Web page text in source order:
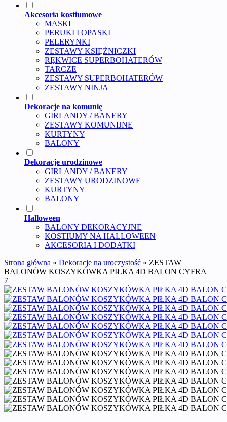
Akcesoria kostiumowe
MASKI
PERUKI I OPASKI
PELERYNKI
ZESTAWY KSIĘŻNICZKI
RĘKWICE SUPERBOHATERÓW
TARCZE
ZESTAWY SUPERBOHATERÓW
ZESTAWY NINJA
Dekoracje na komunię
GIRLANDY / BANERY
ZESTAWY KOMUNIJNE
KURTYNY
BALONY
Dekoracje urodzinowe
GIRLANDY / BANERY
ZESTAWY URODZINOWE
KURTYNY
BALONY
Halloween
BALONY DEKORACYJNE
KOSTIUMY NA HALLOWEEN
AKCESORIA I DODATKI
Strona główna » Dekoracje na uroczystość » ZESTAW
BALONÓW KOSZYKÓWKA PIŁKA 4D BALON CYFRA
7